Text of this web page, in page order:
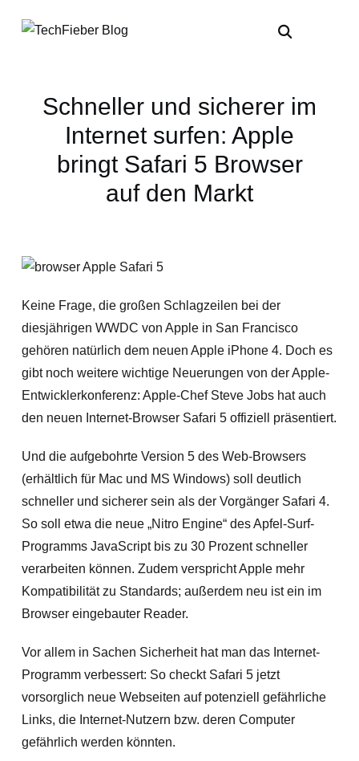
Schneller und sicherer im
Internet surfen: Apple
bringt Safari 5 Browser
auf den Markt
Keine Frage, die großen Schlagzeilen bei der
diesjährigen WWDC von Apple in San Francisco
gehören natürlich dem neuen Apple iPhone 4. Doch es
gibt noch weitere wichtige Neuerungen von der Apple-
Entwicklerkonferenz: Apple-Chef Steve Jobs hat auch
den neuen Internet-Browser Safari 5 offiziell präsentiert.
Und die aufgebohrte Version 5 des Web-Browsers
(erhältlich für Mac und MS Windows) soll deutlich
schneller und sicherer sein als der Vorgänger Safari 4.
So soll etwa die neue „Nitro Engine“ des Apfel-Surf-
Programms JavaScript bis zu 30 Prozent schneller
verarbeiten können. Zudem verspricht Apple mehr
Kompatibilität zu Standards; außerdem neu ist ein im
Browser eingebauter Reader.
Vor allem in Sachen Sicherheit hat man das Internet-
Programm verbessert: So checkt Safari 5 jetzt
vorsorglich neue Webseiten auf potenziell gefährliche
Links, die Internet-Nutzern bzw. deren Computer
gefährlich werden könnten.